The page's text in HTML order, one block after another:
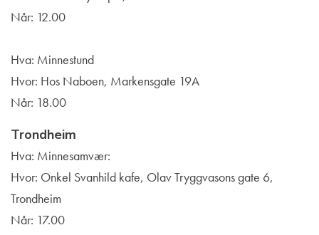
Når: 12.00
Hva: Minnestund
Hvor: Hos Naboen, Markensgate 19A
Når: 18.00
Trondheim
Hva: Minnesamvær:
Hvor: Onkel Svanhild kafe, Olav Tryggvasons gate 6,
Trondheim
Når: 17.00